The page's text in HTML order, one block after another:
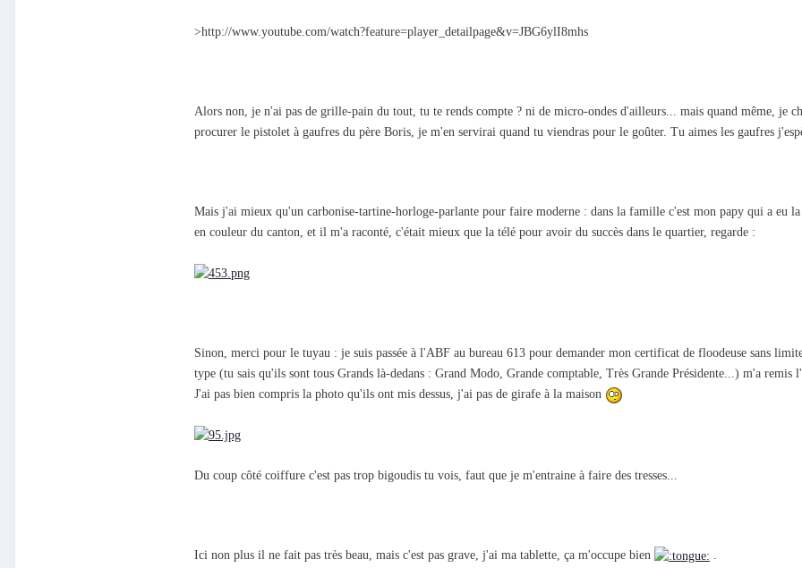
>http://www.youtube.com/watch?feature=player_detailpage&v=JBG6ylI8mhs
Alors non, je n'ai pas de grille-pain du tout, tu te rends compte ? ni de micro-ondes d'ailleurs... mais quand même, je
procurer le pistolet à gaufres du père Boris, je m'en servirai quand tu viendras pour le goûter. Tu aimes les gaufres
Mais j'ai mieux qu'un carbonise-tartine-horloge-parlante pour faire moderne : dans la famille c'est mon papy qui a eu la
en couleur du canton, et il m'a raconté, c'était mieux que la télé pour avoir du succès dans le quartier, regarde :
Sinon, merci pour le tuyau : je suis passée à l'ABF au bureau 613 pour demander mon certificat de floodeuse sans
type (tu sais qu'ils sont tous Grands là-dedans : Grand Modo, Grande comptable, Très Grande Présidente...) m'a remis
J'ai pas bien compris la photo qu'ils ont mis dessus, j'ai pas de girafe à la maison
Du coup côté coiffure c'est pas trop bigoudis tu vois, faut que je m'entraine à faire des tresses...
Ici non plus il ne fait pas très beau, mais c'est pas grave, j'ai ma tablette, ça m'occupe bien